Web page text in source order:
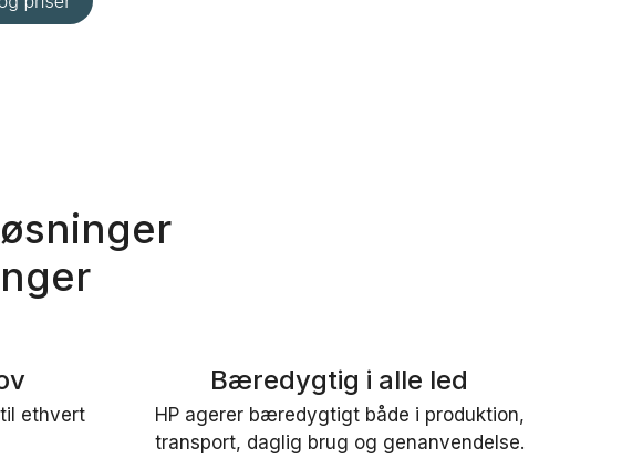
ethvert
Bæredygtig i alle led
HP agerer bæredygtigt både i produktion,
transport, daglig brug og genanvendelse.